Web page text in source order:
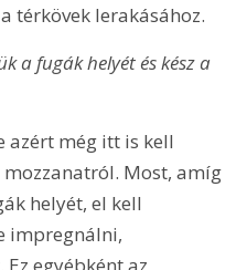
térkövek lerakásához.
a fugák helyét és kész a
azért még itt is kell
Most, amíg
helyét, el kell
impregnálni,